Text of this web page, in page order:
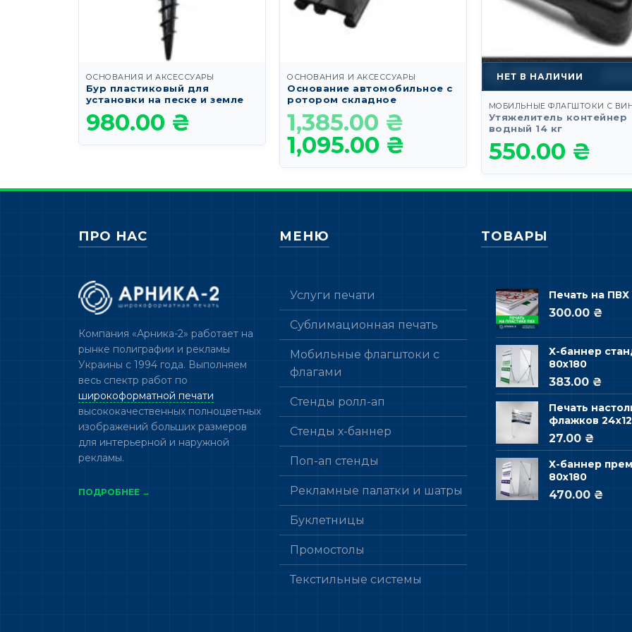
ОСНОВАНИЯ И АКСЕССУАРЫ
Бур пластиковый для
установки на песке и земле
980.00 ₴
ОСНОВАНИЯ И АКСЕССУАРЫ
Основание автомобильное с
ротором складное
1,385.00 ₴
Первоначальная
1,095.00 ₴
НЕТ В НАЛИЧИИ
Утяжелитель контейнер
водный 14 кг
550.00 ₴
ПРО НАС
Компания «Арника-2» работает на
рынке полиграфии и рекламы
Украины с 1994 года. Выполняем
весь спектр работ по
широкоформатной печати
высококачественных полноцветных
изображений больших размеров
для интерьерной и наружной
рекламы.
ПОДРОБНЕЕ →
МЕНЮ
Услуги печати
Сублимационная печать
Мобильные флагштоки с
флагами
Стенды ролл-ап
Стенды х-баннер
Поп-ап стенды
Рекламные палатки и шатры
Буклетницы
Промостолы
Текстильные системы
ТОВАРЫ
Печать на
300.00 ₴
Х-баннер
80х180
383.00 ₴
Печать
флажков
27.00 ₴
Х-баннер
80х180
470.00 ₴